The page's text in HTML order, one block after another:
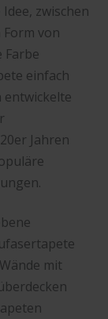
zwischen
von
Farbe
einfach
Jahren
mit